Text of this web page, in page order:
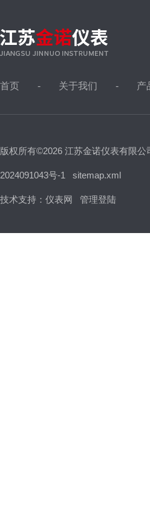
首页 关于我们 产
版权所有©2026 江苏金诺仪表有限
2024091043号-1 sitemap.xml
技术支持： 仪表网 管理登陆